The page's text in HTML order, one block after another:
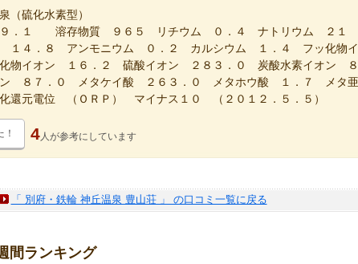
（硫化水素型）
９．１ 溶存物質 ９６５ リチウム ０．４ ナトリウム ２１
１４．８ アンモニウム ０．２ カルシウム １．４ フッ化物イ
物イオン １６．２ 硫酸イオン ２８３．０ 炭酸水素イオン ８
ン ８７．０ メタケイ酸 ２６３．０ メタホウ酸 １．７ メタ亜
元電位 （ＯＲＰ） マイナス１０ （２０１２．５．５）
4人が参考にしています
「 別府・鉄輪 神丘温泉 豊山荘 」 の口コミ一覧に戻る
間ランキング